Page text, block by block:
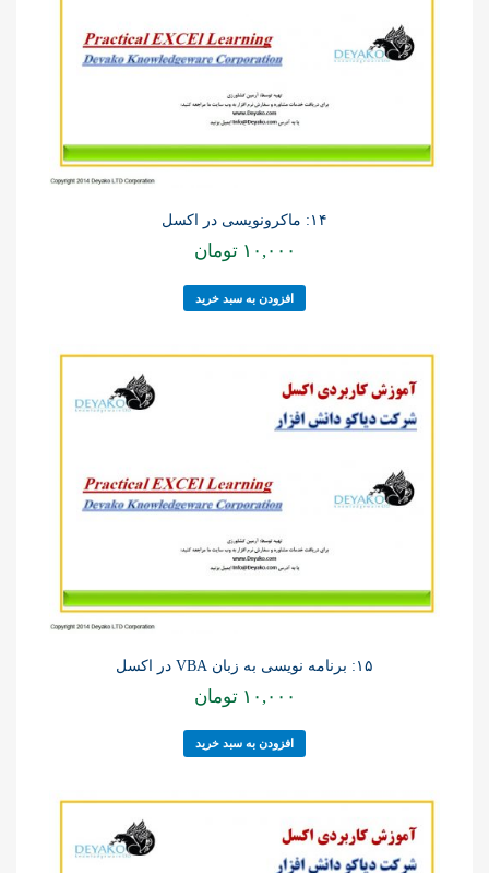
۱۴: ماکرونویسی در اکسل
۱۰,۰۰۰ تومان
افزودن به سبد خرید
۱۵: برنامه نویسی به زبان VBA در اکسل
۱۰,۰۰۰ تومان
افزودن به سبد خرید